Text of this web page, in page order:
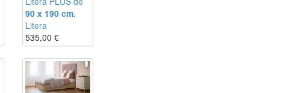
90 x 190 cm.
Litera
535,00 €